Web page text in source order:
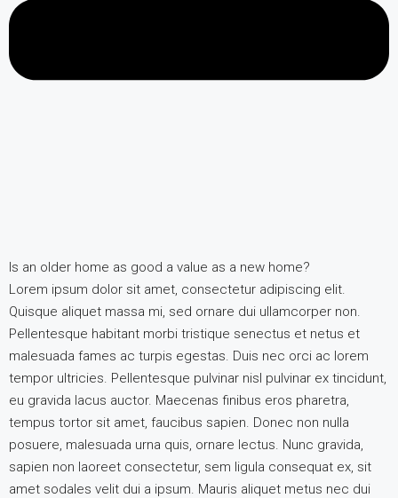
Is an older home as good a value as a new home?
Lorem ipsum dolor sit amet, consectetur adipiscing elit.
Quisque aliquet massa mi, sed ornare dui ullamcorper non.
Pellentesque habitant morbi tristique senectus et netus et
malesuada fames ac turpis egestas. Duis nec orci ac lorem
tempor ultricies. Pellentesque pulvinar nisl pulvinar ex tincidunt,
eu gravida lacus auctor. Maecenas finibus eros pharetra,
tempus tortor sit amet, faucibus sapien. Donec non nulla
posuere, malesuada urna quis, ornare lectus. Nunc gravida,
sapien non laoreet consectetur, sem ligula consequat ex, sit
amet sodales velit dui a ipsum. Mauris aliquet metus nec dui